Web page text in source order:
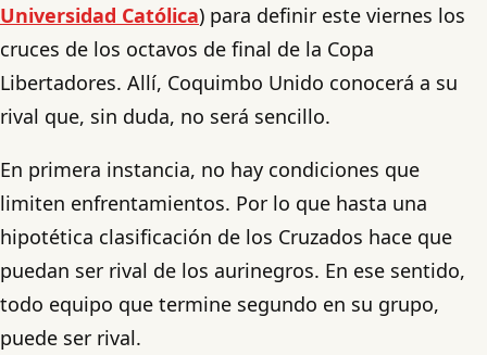
Universidad Católica) para definir este viernes los
cruces de los octavos de final de la Copa
Libertadores. Allí, Coquimbo Unido conocerá a su
rival que, sin duda, no será sencillo.
En primera instancia, no hay condiciones que
limiten enfrentamientos. Por lo que hasta una
hipotética clasificación de los Cruzados hace que
puedan ser rival de los aurinegros. En ese sentido,
todo equipo que termine segundo en su grupo,
puede ser rival.